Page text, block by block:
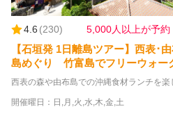
4.6 (230) 5,000人以上が予約
【石垣発 1日離島ツアー】西表･
島めぐり 竹富島でフリーウォー
送迎／R-2W＞
開催曜日：日,月,火,水,木,金,土